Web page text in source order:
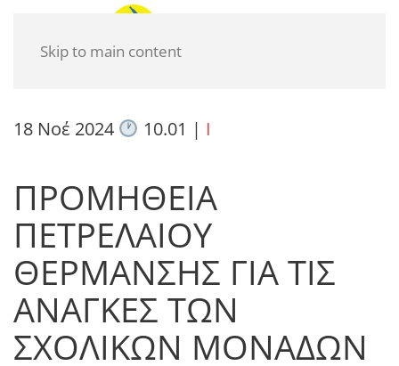
Skip to main content
18 Νοέ 2024 10.01 | I
ΠΡΟΜΗΘΕΙΑ
ΠΕΤΡΕΛΑΙΟΥ
ΘΕΡΜΑΝΣΗΣ ΓΙΑ ΤΙΣ
ΑΝΑΓΚΕΣ ΤΩΝ
ΣΧΟΛΙΚΩΝ ΜΟΝΑΔΩΝ